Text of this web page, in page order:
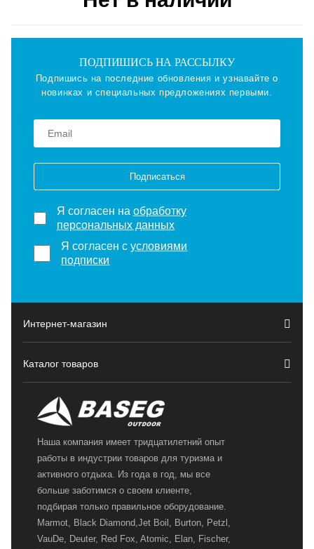
ПОДПИШИСЬ НА РАССЫЛКУ
Подпишись на последние обновления и узнавайте о
новинках и специальных предложениях первыми.
Подписаться
Я согласен на обработку
персональных данных
Я согласен сусловиями
подписки
Интернет-магазин
Каталог товаров
Наша компания имеет тридцатилетний опыт
работы в индустрии товаров для туризма и
активного отдыха. Из года в год, мы все
больше заботимся о своем клиенте,
подбирая только правильное оборудование.
Marmot, Black Diamond,Jet Boil, Burton, Petzl,
VauDe, Deuter, Red Fox, Atomic, Elan, Fischer,